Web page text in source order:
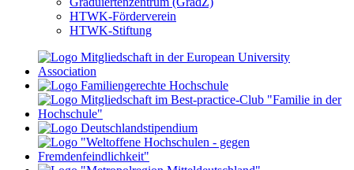
HTWK-Förderverein
HTWK-Stiftung